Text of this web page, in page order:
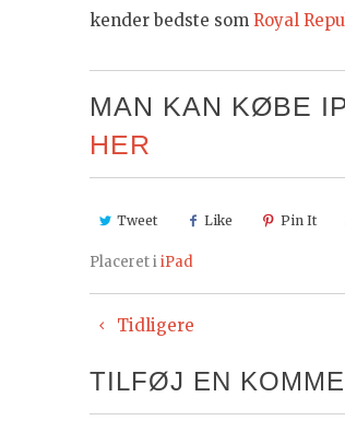
kender bedste som Royal
MAN KAN KØBE
HER
Tweet Like Pin It
Placeret iiPad
Tidligere
TILFØJ EN